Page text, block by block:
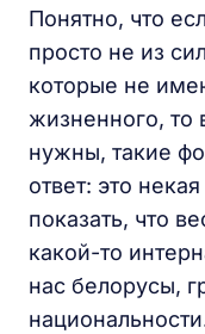
Понятно, что
просто не из
которые не
жизненного, то
нужны, такие
ответ: это
показать, что
какой-то
нас белорусы,